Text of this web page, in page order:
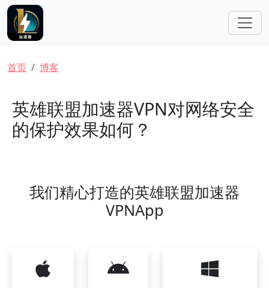
跳转到主要内容
面包屑
首页 博客
英雄联盟加速器VPN对网络安全
的保护效果如何？
我们精心打造的英雄联盟加速器
VPNApp